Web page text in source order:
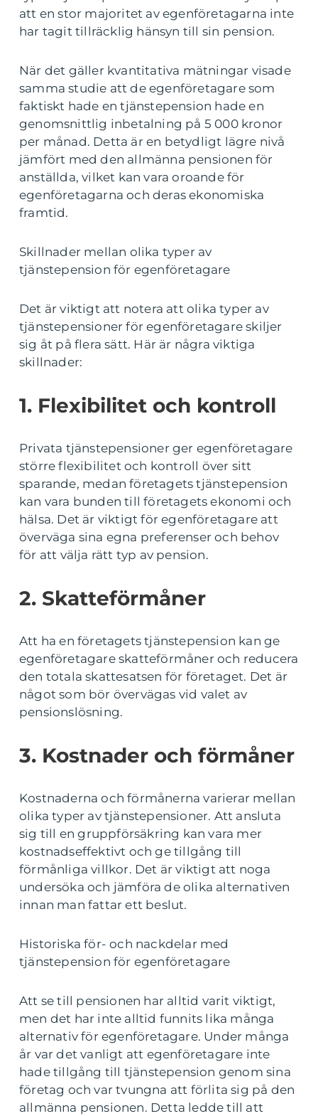
att en stor majoritet av egenföretagarna inte
har tagit tillräcklig hänsyn till sin pension.
När det gäller kvantitativa mätningar visade
samma studie att de egenföretagare som
faktiskt hade en tjänstepension hade en
genomsnittlig inbetalning på 5 000 kronor
per månad. Detta är en betydligt lägre nivå
jämfört med den allmänna pensionen för
anställda, vilket kan vara oroande för
egenföretagarna och deras ekonomiska
framtid.
Skillnader mellan olika typer av
tjänstepension för egenföretagare
Det är viktigt att notera att olika typer av
tjänstepensioner för egenföretagare skiljer
sig åt på flera sätt. Här är några viktiga
skillnader:
1. Flexibilitet och kontroll
Privata tjänstepensioner ger egenföretagare
större flexibilitet och kontroll över sitt
sparande, medan företagets tjänstepension
kan vara bunden till företagets ekonomi och
hälsa. Det är viktigt för egenföretagare att
överväga sina egna preferenser och behov
för att välja rätt typ av pension.
2. Skatteförmåner
Att ha en företagets tjänstepension kan ge
egenföretagare skatteförmåner och reducera
den totala skattesatsen för företaget. Det är
något som bör övervägas vid valet av
pensionslösning.
3. Kostnader och förmåner
Kostnaderna och förmånerna varierar mellan
olika typer av tjänstepensioner. Att ansluta
sig till en gruppförsäkring kan vara mer
kostnadseffektivt och ge tillgång till
förmånliga villkor. Det är viktigt att noga
undersöka och jämföra de olika alternativen
innan man fattar ett beslut.
Historiska för- och nackdelar med
tjänstepension för egenföretagare
Att se till pensionen har alltid varit viktigt,
men det har inte alltid funnits lika många
alternativ för egenföretagare. Under många
år var det vanligt att egenföretagare inte
hade tillgång till tjänstepension genom sina
företag och var tvungna att förlita sig på den
allmänna pensionen. Detta ledde till att